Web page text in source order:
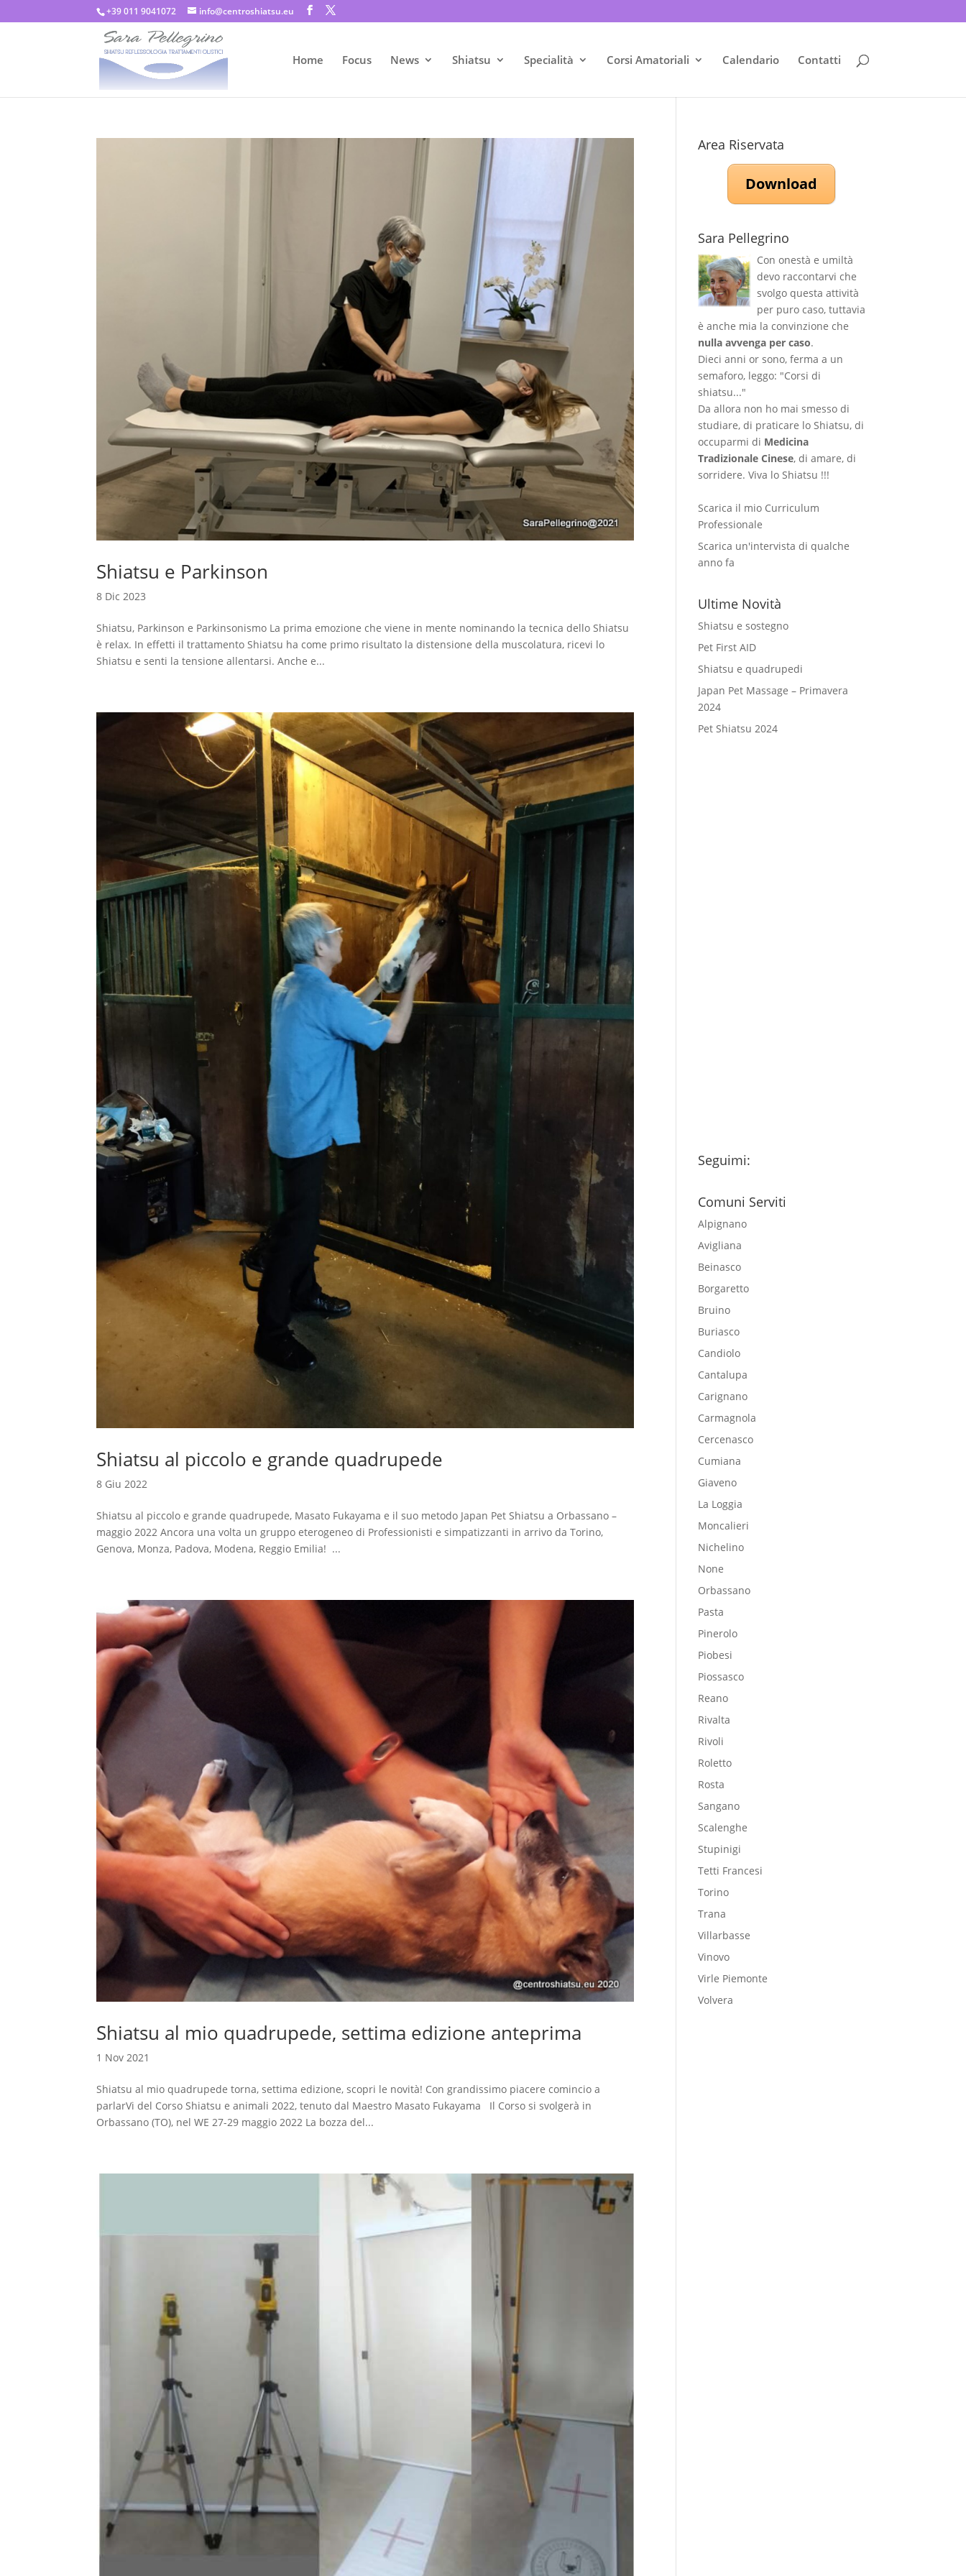
+39 011 9041072 info@centroshiatsu.eu
Home Focus News Shiatsu Specialità Corsi Amatoriali Calendario Contatti
Shiatsu e Parkinson
8 Dic 2023
Shiatsu, Parkinson e Parkinsonismo La prima emozione che viene in mente nominando la tecnica dello Shiatsu
è relax. In effetti il trattamento Shiatsu ha come primo risultato la distensione della muscolatura, ricevi lo
Shiatsu e senti la tensione allentarsi. Anche e...
Shiatsu al piccolo e grande quadrupede
8 Giu 2022
Shiatsu al piccolo e grande quadrupede, Masato Fukayama e il suo metodo Japan Pet Shiatsu a Orbassano –
maggio 2022 Ancora una volta un gruppo eterogeneo di Professionisti e simpatizzanti in arrivo da Torino,
Genova, Monza, Padova, Modena, Reggio Emilia! ...
Shiatsu al mio quadrupede, settima edizione anteprima
1 Nov 2021
Shiatsu al mio quadrupede torna, settima edizione, scopri le novità! Con grandissimo piacere comincio a
parlarVi del Corso Shiatsu e animali 2022, tenuto dal Maestro Masato Fukayama Il Corso si svolgerà in
Orbassano (TO), nel WE 27-29 maggio 2022 La bozza del...
Area Riservata
Download
Sara Pellegrino
Con onestà e umiltà
devo raccontarvi che
svolgo questa attività
per puro caso, tuttavia
è anche mia la convinzione che
nulla avvenga per caso.
Dieci anni or sono, ferma a un
semaforo, leggo: "Corsi di
shiatsu..."
Da allora non ho mai smesso di
studiare, di praticare lo Shiatsu, di
occuparmi di Medicina
Tradizionale Cinese, di amare, di
sorridere. Viva lo Shiatsu !!!
Scarica il mio Curriculum
Professionale
Scarica un'intervista di qualche
anno fa
Ultime Novità
Shiatsu e sostegno
Pet First AID
Shiatsu e quadrupedi
Japan Pet Massage – Primavera
2024
Pet Shiatsu 2024
Seguimi:
Comuni Serviti
Alpignano
Avigliana
Beinasco
Borgaretto
Bruino
Buriasco
Candiolo
Cantalupa
Carignano
Carmagnola
Cercenasco
Cumiana
Giaveno
La Loggia
Moncalieri
Nichelino
None
Orbassano
Pasta
Pinerolo
Piobesi
Piossasco
Reano
Rivalta
Rivoli
Roletto
Rosta
Sangano
Scalenghe
Stupinigi
Tetti Francesi
Torino
Trana
Villarbasse
Vinovo
Virle Piemonte
Volvera